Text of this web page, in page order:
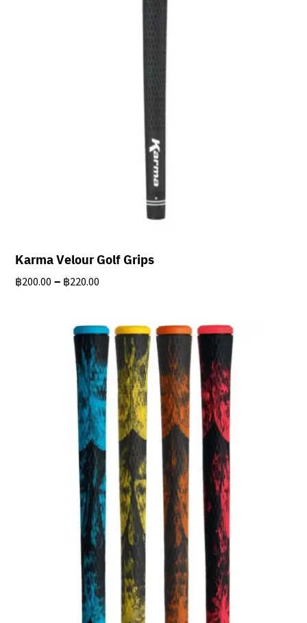
Karma Velour Golf Grips
฿200.00 – ฿220.00
through
฿220.00